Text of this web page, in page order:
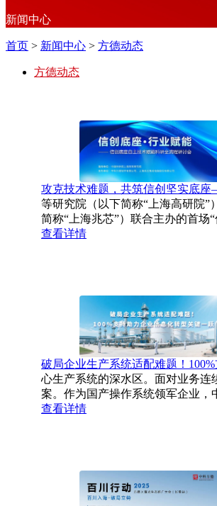
新闻中心
首页 > 新闻中心 > 方德动态
方德动态
攻克技术难题，共筑信创坚实底
等研究院（以下简称“上海高研院
简称“上海兆芯”）联合主办的首场“
查看详情
破局企业生产系统适配难题！
心生产系统的深水区。面对业务连
案。作为国产操作系统领军企业，
查看详情